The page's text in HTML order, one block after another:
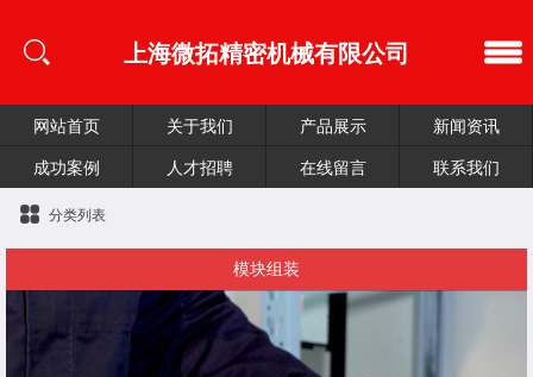
上海微拓精密机械有限公司
网站首页 关于我们 产品展示
新闻资讯
成功案例
人才招聘 在线留言 联系我们
分类列表
模块组装